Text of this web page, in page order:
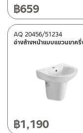
สี
ใส(1)
เมลามีนวีเนีย
ลายหินอ่อนดำ(1)
(2)
฿659
อ่างล้างหน้าแบบแขวนขาครึ่
AQ 20456/51234
฿1,190